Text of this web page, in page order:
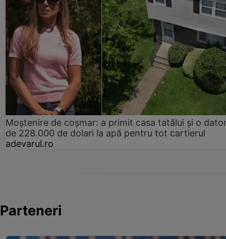
Moștenire de coșmar: a primit casa tatălui și o
de 228.000 de dolari la apă pentru tot cartierul
adevarul.ro
Parteneri